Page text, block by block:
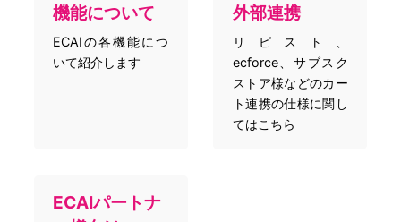
機能について
ECAIの各機能につ
いて紹介します
外部連携
リピスト、
ecforce、サブスク
ストア様などのカー
ト連携の仕様に関し
てはこちら
ECAIパートナ